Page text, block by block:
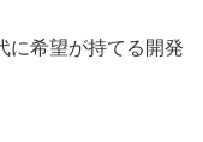
に希望が持てる開発